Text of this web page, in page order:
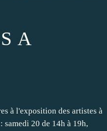
A
à l'exposition des artistes à
20 de 14h à 19h,